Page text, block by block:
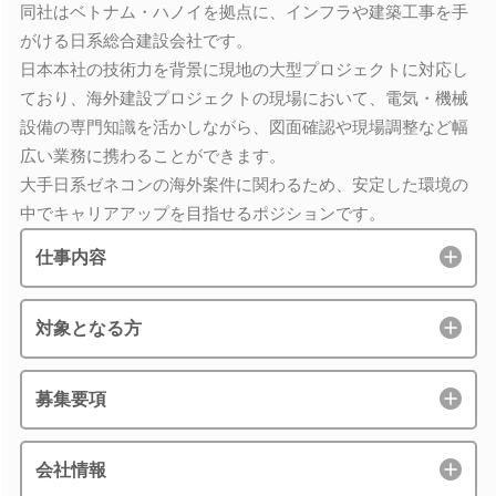
同社はベトナム・ハノイを拠点に、インフラや建築工事を手
がける日系総合建設会社です。
日本本社の技術力を背景に現地の大型プロジェクトに対応し
ており、海外建設プロジェクトの現場において、電気・機械
設備の専門知識を活かしながら、図面確認や現場調整など幅
広い業務に携わることができます。
大手日系ゼネコンの海外案件に関わるため、安定した環境の
中でキャリアアップを目指せるポジションです。
仕事内容
対象となる方
募集要項
会社情報